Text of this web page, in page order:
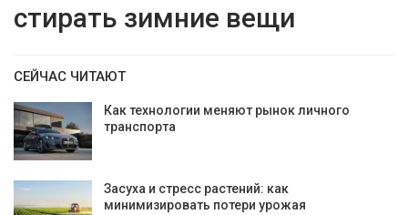
стирать зимние вещи
СЕЙЧАС ЧИТАЮТ
Как технологии меняют рынок личного
транспорта
Засуха и стресс растений: как
минимизировать потери урожая